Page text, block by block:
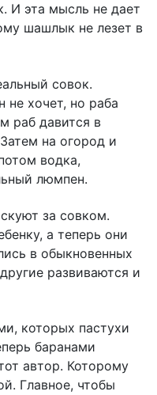
И эта мысль не дает
шашлык не лезет в
совок.
не хочет, но раба
раб давится в
на огород и
водка,
люмпен.
за совком.
а теперь они
в обыкновенных
развиваются и
которых пастухи
баранами
автор. Которому
Главное, чтобы